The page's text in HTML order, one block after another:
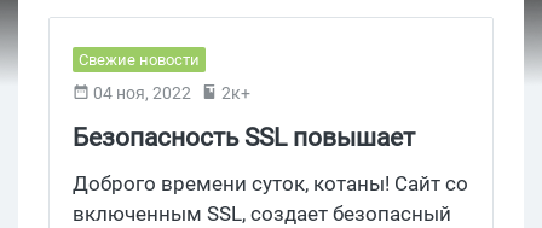
Свежие новости
04 ноя, 2022 2к+
Безопасность SSL повышает
лояльность юзеров и улучшает
результаты выдачи
Доброго времени суток, котаны! Сайт со
включенным SSL, создает безопасный